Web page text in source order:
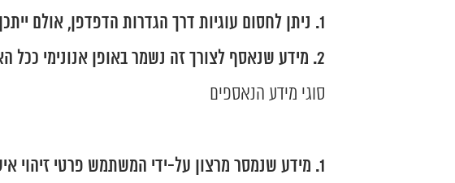
ניתן לחסום עוגיות דרך הגדרות הדפדפן, אולם
מידע שנאסף לצורך זה נשמר באופן אנונימי ככל
סוגי מידע הנאספים
מידע שנמסר מרצון על-ידי המשתמש פרטי זיהוי